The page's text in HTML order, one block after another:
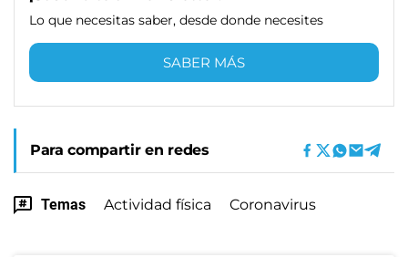
Lo que necesitas saber, desde donde necesites
SABER MÁS
Para compartir en redes
Temas Actividad física Coronavirus